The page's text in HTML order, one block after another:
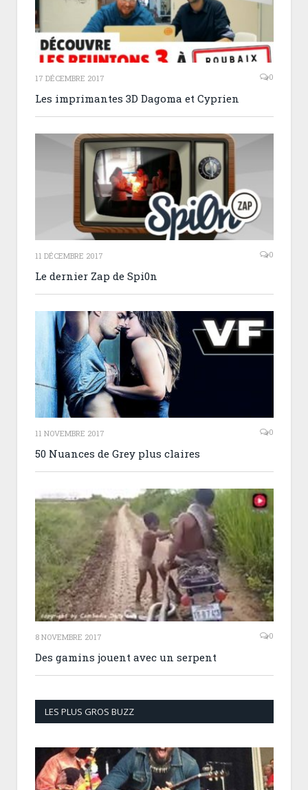
17 DÉCEMBRE 2017 0
Les imprimantes 3D Dagoma et Cyprien
11 DÉCEMBRE 2017 0
Le dernier Zap de Spi0n
11 NOVEMBRE 2017 0
50 Nuances de Grey plus claires
8 NOVEMBRE 2017 0
Des gamins jouent avec un serpent
LES PLUS GROS BUZZ